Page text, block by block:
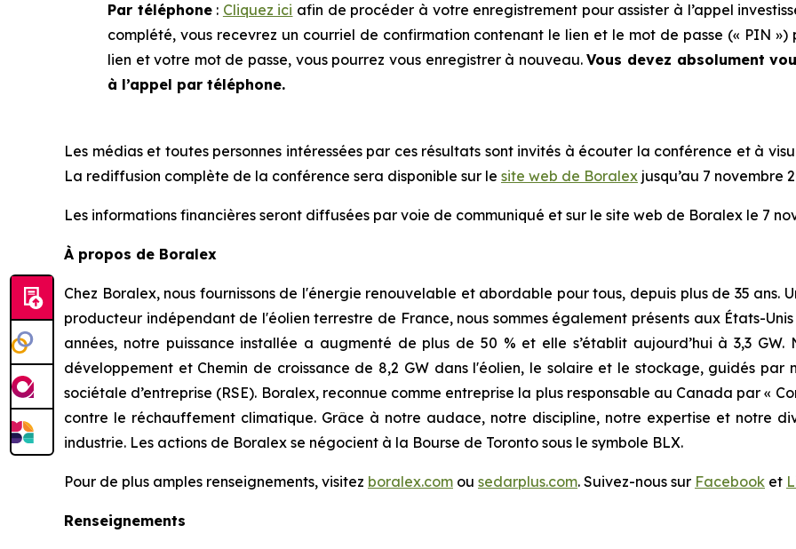
Par téléphone: Cliquez ici afin de procéder à votre enregistrement pour assister à l’appel
complété, vous recevrez un courriel de confirmation contenant le lien et le mot de passe (« PIN »)
lien et votre mot de passe, vous pourrez vous enregistrer à nouveau.Vous devez absolument
à l’appel par téléphone.
Les médias et toutes personnes intéressées par ces résultats sont invités à écouter la conférence et à
La rediffusion complète de la conférence sera disponible sur le site web de Boralex jusqu’au 7 novembre
Les informations financières seront diffusées par voie de communiqué et sur le site web de Boralex le 7
À propos de Boralex
Chez Boralex, nous fournissons de l'énergie renouvelable et abordable pour tous, depuis plus de 35 ans.
producteur indépendant de l'éolien terrestre de France, nous sommes également présents aux États-
années, notre puissance installée a augmenté de plus de 50 % et elle s’établit aujourd’hui à 3,3
développement et Chemin de croissance de 8,2 GW dans l'éolien, le solaire et le stockage, guidés
sociétale d’entreprise (RSE). Boralex, reconnue comme entreprise la plus responsable au Canada par «
contre le réchauffement climatique. Grâce à notre audace, notre discipline, notre expertise et notre
industrie. Les actions de Boralex se négocient à la Bourse de Toronto sous le symbole BLX.
Pour de plus amples renseignements, visitez boralex.com ou sedarplus.com. Suivez-nous sur Facebook et
Renseignements